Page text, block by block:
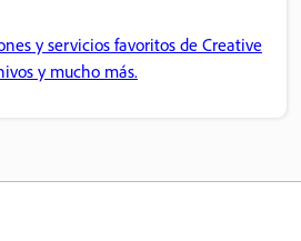
y servicios favoritos de Creative
y mucho más.